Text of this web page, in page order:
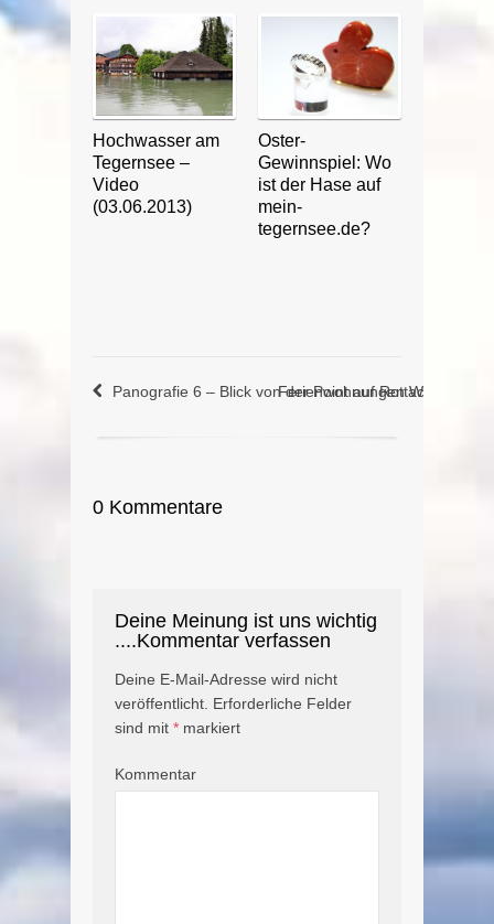
Hochwasser am
Tegernsee –
Video
(03.06.2013)
Oster-
Gewinnspiel: Wo
ist der Hase auf
mein-
tegernsee.de?
Panografie 6 – Blick von der Point auf Rottach-Egern
Ferienwohnungen Weber am
0 Kommentare
Deine Meinung ist uns wichtig
....Kommentar verfassen
Deine E-Mail-Adresse wird nicht
veröffentlicht. Erforderliche Felder
sind mit * markiert
Kommentar